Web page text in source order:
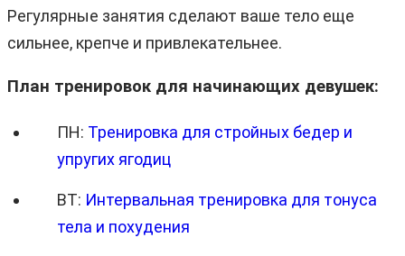
Регулярные занятия сделают ваше тело еще
сильнее, крепче и привлекательнее.
План тренировок для начинающих девушек:
ПН: Тренировка для стройных бедер и
упругих ягодиц
ВТ: Интервальная тренировка для тонуса
тела и похудения